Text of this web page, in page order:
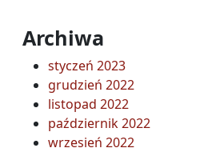
Archiwa
styczeń 2023
grudzień 2022
listopad 2022
październik 2022
wrzesień 2022